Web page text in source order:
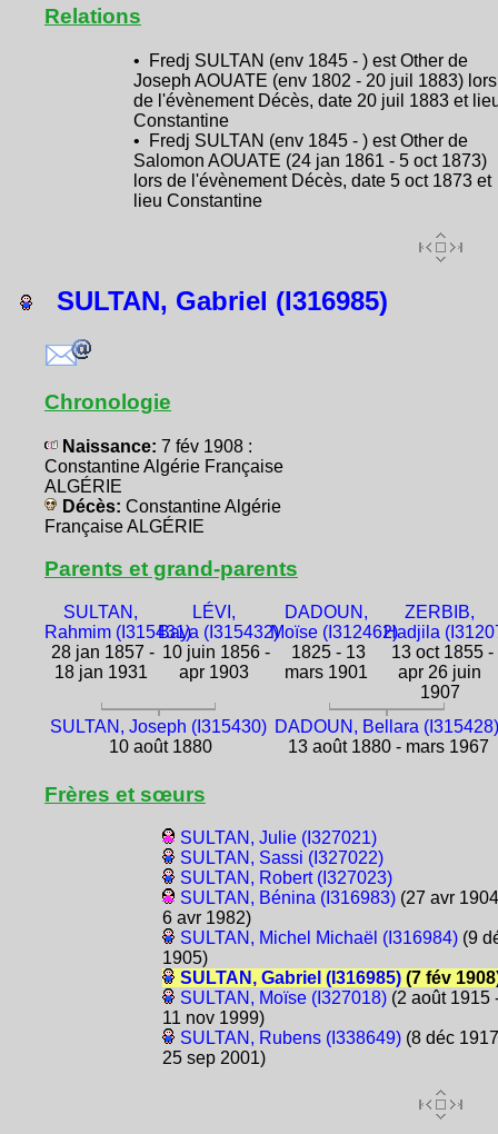
Relations
• Fredj SULTAN (env 1845 - ) est Other de
Joseph AOUATE (env 1802 - 20 juil 1883) lors
de l'évènement Décès, date 20 juil 1883 et
Constantine
• Fredj SULTAN (env 1845 - ) est Other de
Salomon AOUATE (24 jan 1861 - 5 oct 1873)
lors de l'évènement Décès, date 5 oct 1873 et
lieu Constantine
SULTAN, Gabriel (I316985)
Chronologie
Naissance: 7 fév 1908 :
Constantine Algérie Française
ALGÉRIE
Décès: Constantine Algérie
Française ALGÉRIE
Parents et grand-parents
SULTAN,
Rahmim (I315431)
28 jan 1857 -
18 jan 1931
LÉVI,
Baya (I315432)
10 juin 1856 -
apr 1903
DADOUN,
Moïse (I312462)
1825 - 13
mars 1901
ZERBIB,
Hadjila
13 oct 1855 -
apr 26 juin
1907
SULTAN, Joseph (I315430)
10 août 1880
DADOUN, Bellara (I315428)
13 août 1880 - mars 1967
Frères et sœurs
SULTAN, Julie (I327021)
SULTAN, Sassi (I327022)
SULTAN, Robert (I327023)
SULTAN, Bénina (I316983)(27 avr
6 avr 1982)
SULTAN, Michel Michaël (I316984)(9
1905)
SULTAN, Gabriel (I316985)(7 fév
SULTAN, Moïse (I327018)(2 août 1915
11 nov 1999)
SULTAN, Rubens (I338649)(8 déc
25 sep 2001)